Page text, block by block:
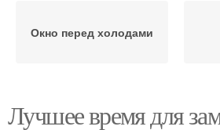
Окно перед холодами
Лучшее время для